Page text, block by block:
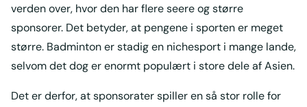
verden over, hvor den har flere seere og større
sponsorer. Det betyder, at pengene i sporten er meget
større. Badminton er stadig en nichesport i mange lande,
selvom det dog er enormt populært i store dele af Asien.
Det er derfor, at sponsorater spiller en så stor rolle for